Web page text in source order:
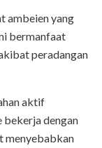
ambeien yang
bermanfaat
peradangan
aktif
bekerja dengan
menyebabkan